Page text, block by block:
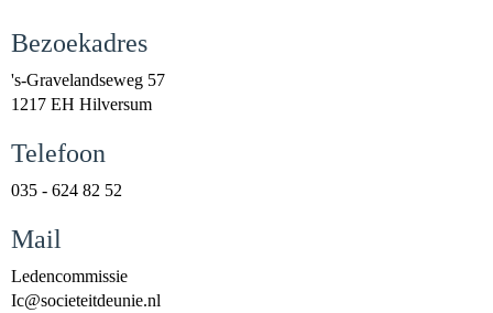
Bezoekadres
's-Gravelandseweg 57
1217 EH Hilversum
Telefoon
035 - 624 82 52
Mail
Ledencommissie
cI@societeitdeunie.nl